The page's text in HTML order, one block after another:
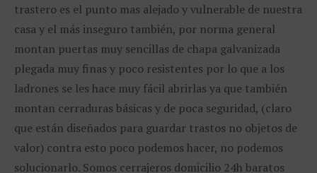
trastero es el punto mas alejado y vulnerable de nuestra
casa y el más inseguro también, por norma general
montan puertas muy sencillas de chapa galvanizada
plegada muy finas y poco resistentes por lo que a los
ladrones se les hace muy fácil abrirlas ya que también
montan cerraduras básicas y de poca seguridad, (claro
que están diseñados para guardar trastos no objetos de
valor) contra esto poco podemos hacer, no podemos
solucionarlo. Somos cerrajeros domicilio 24h baratos